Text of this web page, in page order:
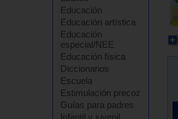
Educación
Educación artística
Educación
especial/NEE
Educación física
Diccionarios
Escuela
Estimulación precoz
Guías para padres
Infantil y juvenil